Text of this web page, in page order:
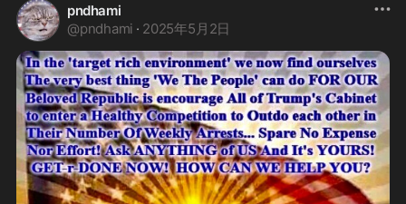
pndhami
@pndhami · 2025年5月2日